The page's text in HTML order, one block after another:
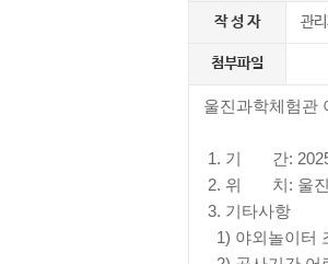
작 성 자 관
첨부파일
울진과학체험관
1. 기 간: 2025.
2. 위 치: 울진
3. 기타사항
1) 야외놀이터